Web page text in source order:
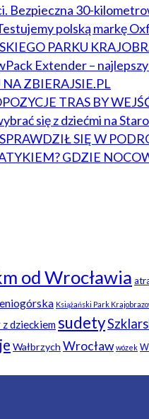
Bezpieczna 30-
polską markę
PARKU
Extender –
ZBIERAJSIE.PL
TRAS BY
się z dziećmi na
SIĘ W
GDZIE
od Wrocławia
Książański Park
z dzieckiemsudety
Wałbrzych Wrocław wózek